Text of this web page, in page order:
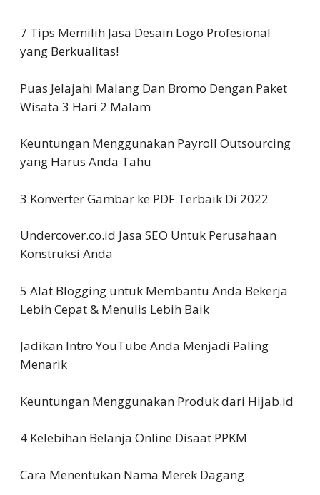
7 Tips Memilih Jasa Desain Logo Profesional
yang Berkualitas!
Puas Jelajahi Malang Dan Bromo Dengan Paket
Wisata 3 Hari 2 Malam
Keuntungan Menggunakan Payroll Outsourcing
yang Harus Anda Tahu
3 Konverter Gambar ke PDF Terbaik Di 2022
Undercover.co.id Jasa SEO Untuk Perusahaan
Konstruksi Anda
5 Alat Blogging untuk Membantu Anda Bekerja
Lebih Cepat & Menulis Lebih Baik
Jadikan Intro YouTube Anda Menjadi Paling
Menarik
Keuntungan Menggunakan Produk dari Hijab.id
4 Kelebihan Belanja Online Disaat PPKM
Cara Menentukan Nama Merek Dagang